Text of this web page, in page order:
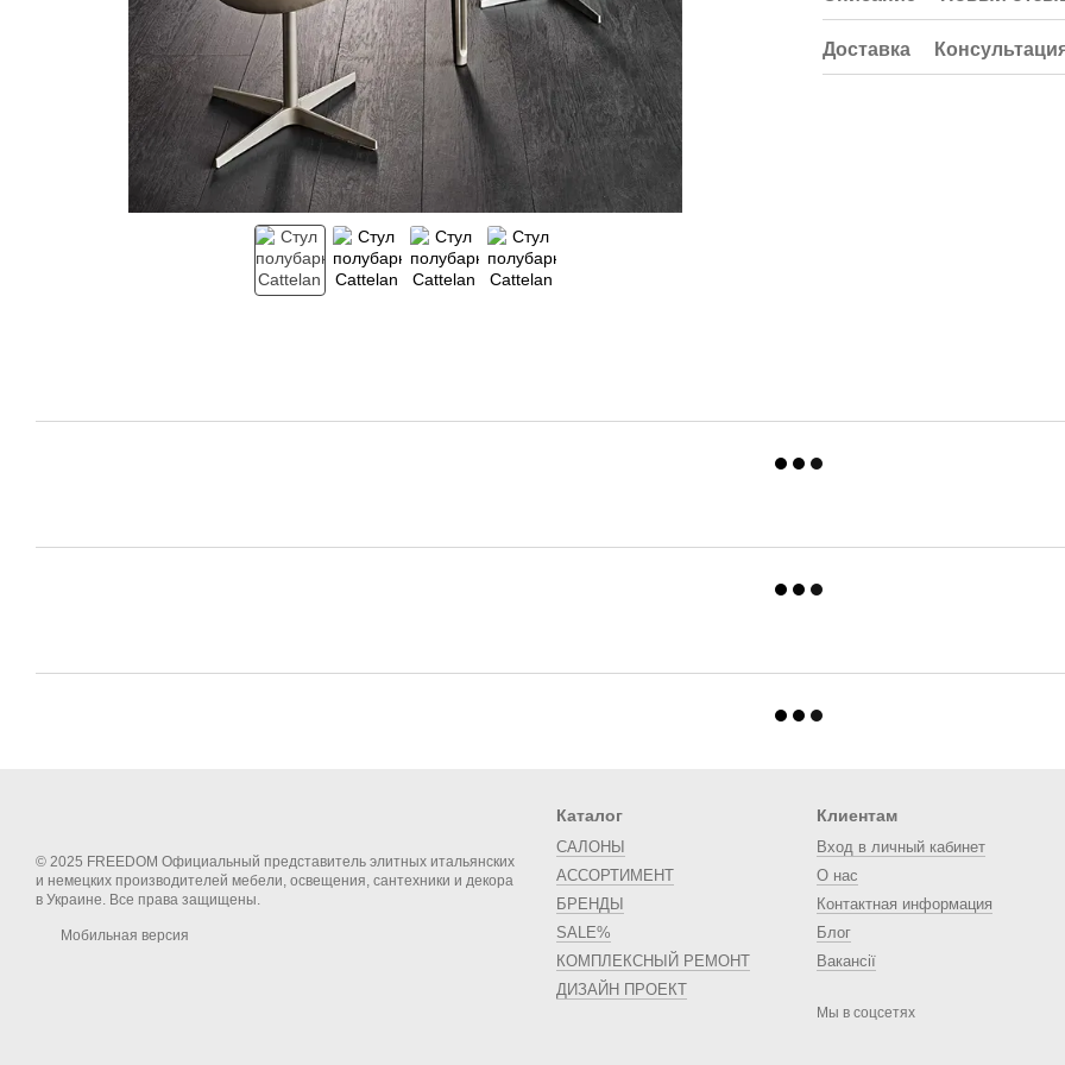
Доставка
© 2025 FREEDOM Официальный представитель элитных итальянских
и немецких производителей мебели, освещения, сантехники и декора
в Украине. Все права защищены.
Мобильная версия
Каталог
САЛОНЫ
АССОРТИМЕНТ
БРЕНДЫ
SALE%
КОМПЛЕКСНЫЙ РЕМОНТ
ДИЗАЙН ПРОЕКТ
Клиентам
Вход в личный кабинет
О нас
Контактная информация
Блог
Вакансії
Мы в соцсетях